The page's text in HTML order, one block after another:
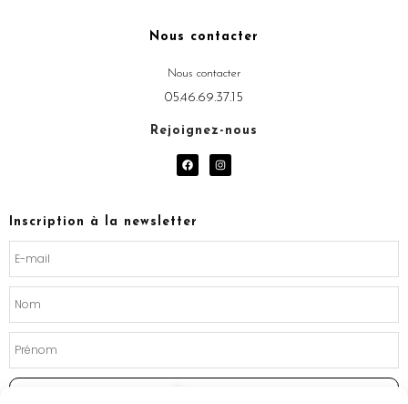
Nous contacter
Nous contacter
05.46.69.37.15
Rejoignez-nous
F
a
o
I
n
Inscription à la newsletter